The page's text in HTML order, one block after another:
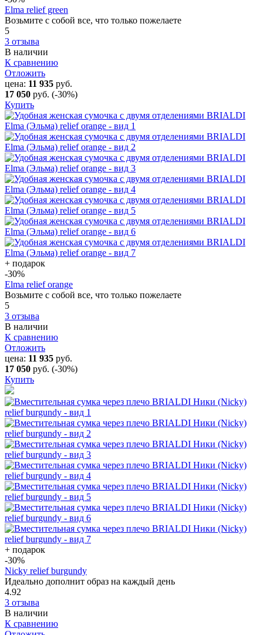
Elma relief green
Возьмите с собой все, что только пожелаете
5
3 отзыва
В наличии
К сравнению
Отложить
цена: 11 935 руб.
17 050 руб. (-30%)
Купить
+ подарок
-30%
Elma relief orange
Возьмите с собой все, что только пожелаете
5
3 отзыва
В наличии
К сравнению
Отложить
цена: 11 935 руб.
17 050 руб. (-30%)
Купить
+ подарок
-30%
Nicky relief burgundy
Идеально дополнит образ на каждый день
4.92
3 отзыва
В наличии
К сравнению